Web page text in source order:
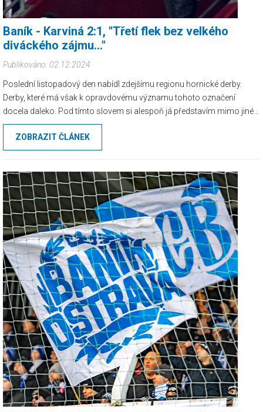
Baník - Karviná 2:1, "Třetí flek bez velkého
diváckého zájmu..."
Publikováno: 02.12.2024
Poslední listopadový den nabídl zdejšímu regionu hornické derby.
Derby, které má však k opravdovému významu tohoto označení
docela daleko. Pod tímto slovem si alespoň já představím mimo jiné
hmatatelnou nenávist mezi hostujícím sektorem a zbytkem stadionu.
Zkrátka pořádnou fanouškovskou rivalitu, což tento zápas rozhodně
nenabízí. I díky poměrně velké enklávě karvinských obyvatel hlásící se
mávačka v našem kotli.
ZOBRAZIT ČLÁNEK